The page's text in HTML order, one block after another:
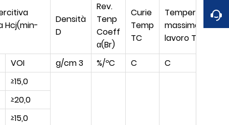
Hcj(min-
Densità
D
Rev.
Tenp
Coeff
α(Br)
Curie
Temp
TC
Temperatura
massima di
lavoro Tw
VOI g/cm 3 %/ºC C C
≥15,0
≥20,0
≥15,0